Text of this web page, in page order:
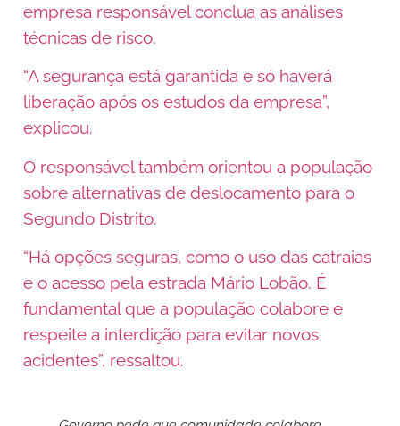
empresa responsável conclua as análises
técnicas de risco.
“A segurança está garantida e só haverá
liberação após os estudos da empresa”,
explicou.
O responsável também orientou a população
sobre alternativas de deslocamento para o
Segundo Distrito.
“Há opções seguras, como o uso das catraias
e o acesso pela estrada Mário Lobão. É
fundamental que a população colabore e
respeite a interdição para evitar novos
acidentes”, ressaltou.